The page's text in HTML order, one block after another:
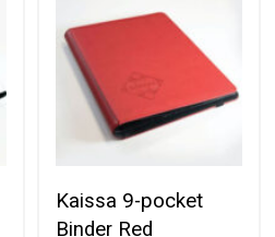
Kaissa 9-pocket
Binder Red